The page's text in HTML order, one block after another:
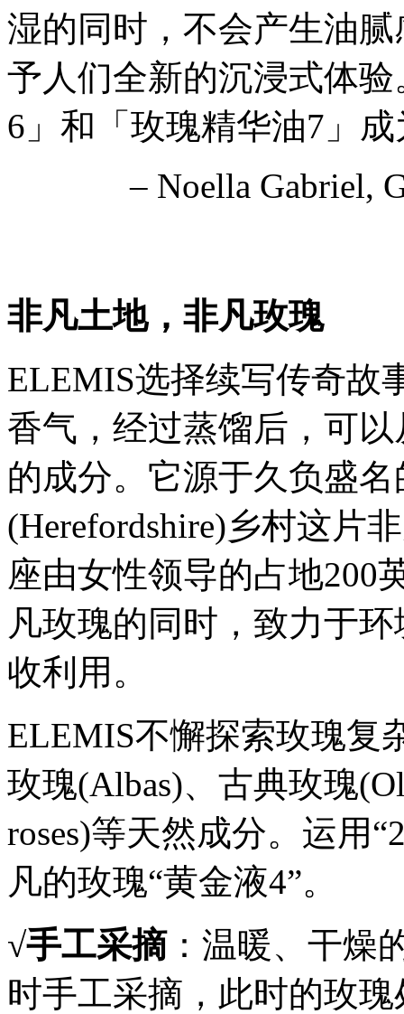
湿的同时，不会产生油
予人们全新的沉浸式体
6」和「玫瑰精华油7」
– Noella Gabriel,
非凡土地，非凡玫瑰
ELEMIS选择续写传奇故
香气，经过蒸馏后，可
的成分。它源于久负盛
(Herefordshire)乡村这片
座由女性领导的占地200
凡玫瑰的同时，致力于
收利用。
ELEMIS不懈探索玫瑰复
玫瑰(Albas)、古典玫瑰
roses)等天然成分。运用
凡的玫瑰“黄金液4”。
√手工采摘：温暖、干燥
时手工采摘，此时的玫